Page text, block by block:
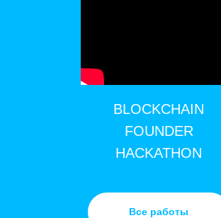
BLOCKCHAIN
FOUNDER
HACKATHON
Все работы